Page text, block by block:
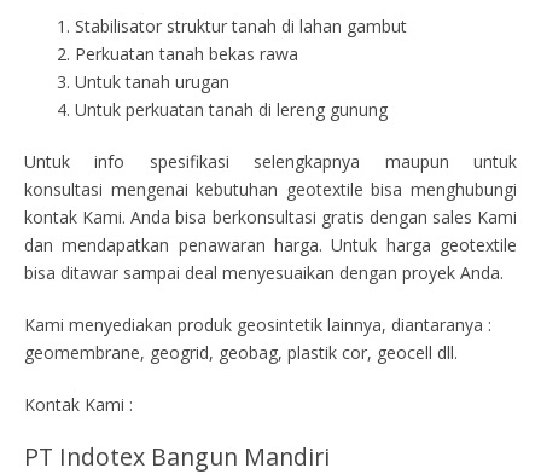
Stabilisator struktur tanah di lahan gambut
Perkuatan tanah bekas rawa
Untuk tanah urugan
Untuk perkuatan tanah di lereng gunung
Untuk info spesifikasi selengkapnya maupun untuk
konsultasi mengenai kebutuhan geotextile bisa menghubungi
kontak Kami. Anda bisa berkonsultasi gratis dengan sales Kami
dan mendapatkan penawaran harga. Untuk harga geotextile
bisa ditawar sampai deal menyesuaikan dengan proyek Anda.
Kami menyediakan produk geosintetik lainnya, diantaranya :
geomembrane, geogrid, geobag, plastik cor, geocell dll.
Kontak Kami :
PT Indotex Bangun Mandiri